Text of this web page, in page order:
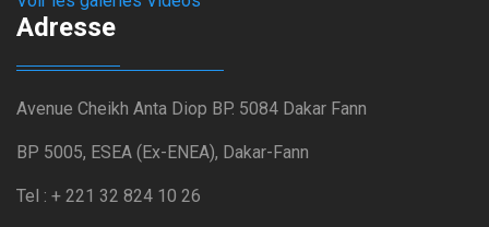
Adresse
Avenue Cheikh Anta Diop BP. 5084 Dakar Fann
BP 5005, ESEA (Ex-ENEA), Dakar-Fann
Tel : + 221 32 824 10 26